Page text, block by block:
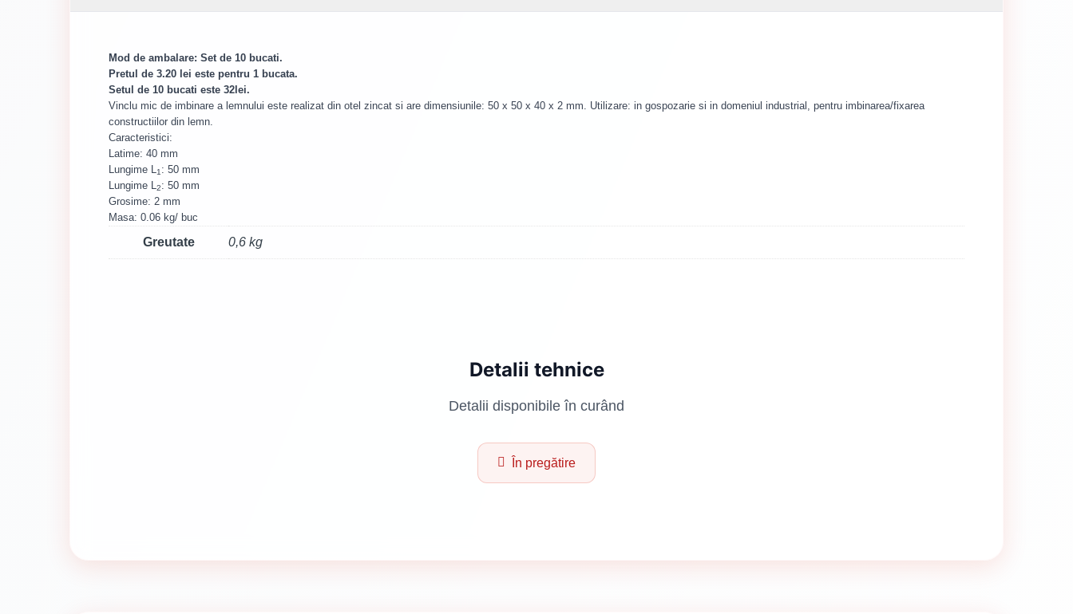
Mod de ambalare: Set de 10 bucati.
Pretul de 3.20 lei este pentru 1 bucata.
Setul de 10 bucati este 32lei.
Vinclu mic de imbinare a lemnului este realizat din otel zincat si are dimensiunile: 50 x 50 x 40 x 2 mm. Utilizare: in gospozarie si in domeniul industrial, pentru imbinarea/fixarea
constructiilor din lemn.
Caracteristici:
Latime: 40 mm
Lungime L1: 50 mm
Lungime L2​: 50 mm
Grosime: 2 mm
Masa: 0.06 kg/ buc
Greutate 0,6 kg
Detalii tehnice
Detalii disponibile în curând
În pregătire